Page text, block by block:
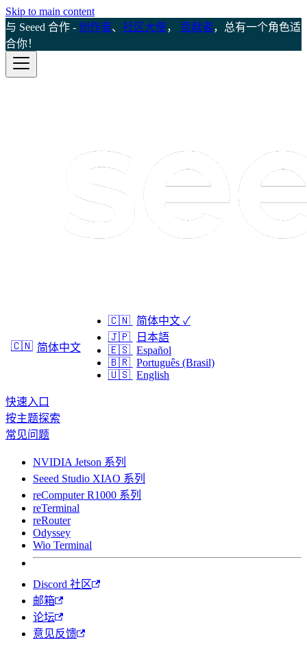
Skip to main content
与 Seeed 合作 - 创作者、 社区大使， 贡献者，总有一个角色适
合你！
🇨🇳 简体中文
🇨🇳 简体中文 ✓
🇯🇵
日本語
🇪🇸 Español
🇧🇷 Português (Brasil)
🇺🇸 English
快速入口
按主题探索
常见问题
NVIDIA Jetson 系列
Seeed Studio XIAO 系列
reComputer R1000 系列
reTerminal
reRouter
Odyssey
Wio Terminal
Discord 社区
邮箱
论坛
意见反馈